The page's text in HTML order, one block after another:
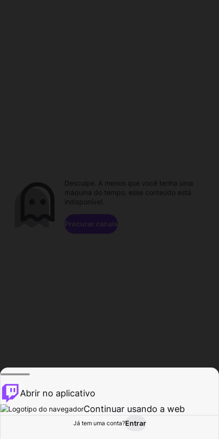
Procurar Atividade
Desculpe. A menos que você tenha uma
máquina do tempo, esse conteúdo está
indisponível.
Procurar canais
Abrir no aplicativo
Continuar usando a web
Já tem uma conta?Entrar